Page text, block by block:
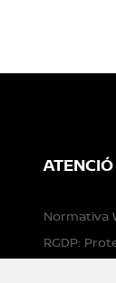
Normativa
RGDP: